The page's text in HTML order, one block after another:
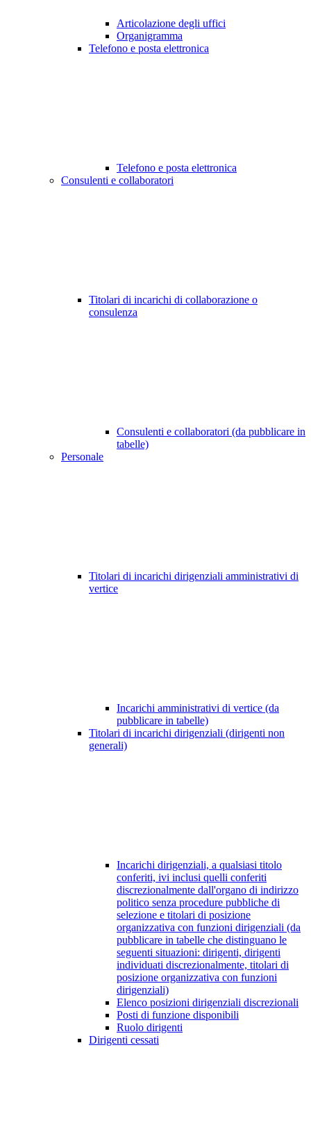
Articolazione degli uffici
Organigramma
Telefono e posta elettronica
Telefono e posta elettronica
Consulenti e collaboratori
Titolari di incarichi di collaborazione o
consulenza
Consulenti e collaboratori (da pubblicare in
tabelle)
Personale
Titolari di incarichi dirigenziali amministrativi di
vertice
Incarichi amministrativi di vertice (da
pubblicare in tabelle)
Titolari di incarichi dirigenziali (dirigenti non
generali)
Incarichi dirigenziali, a qualsiasi titolo
conferiti, ivi inclusi quelli conferiti
discrezionalmente dall'organo di indirizzo
politico senza procedure pubbliche di
selezione e titolari di posizione
organizzativa con funzioni dirigenziali (da
pubblicare in tabelle che distinguano le
seguenti situazioni: dirigenti, dirigenti
individuati discrezionalmente, titolari di
posizione organizzativa con funzioni
dirigenziali)
Elenco posizioni dirigenziali discrezionali
Posti di funzione disponibili
Ruolo dirigenti
Dirigenti cessati